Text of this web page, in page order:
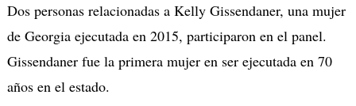
Dos personas relacionadas a Kelly Gissendaner, una mujer
de Georgia ejecutada en 2015, participaron en el panel.
Gissendaner fue la primera mujer en ser ejecutada en 70
años en el estado.